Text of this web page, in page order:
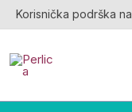
Skip
to
Korisnička podrška na